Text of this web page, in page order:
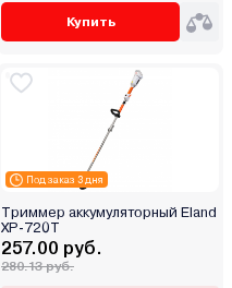
Купить
Под заказ 3 дня
Триммер аккумуляторный Eland
XP-720T
257.00 руб.
280.13 руб.